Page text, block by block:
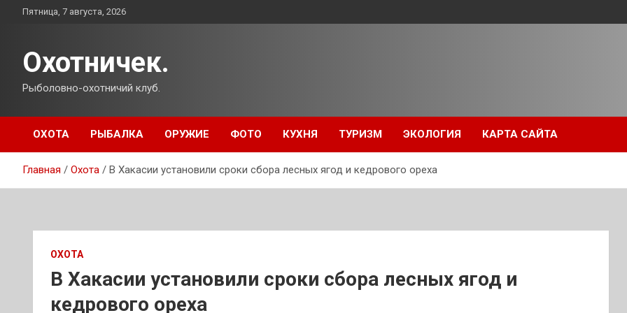
ПерейтиПятница, 7 августа, 2026
Охотничек.
Рыболовно-охотничий клуб.
ОХОТА РЫБАЛКА ОРУЖИЕ ФОТО КУХНЯ ТУРИЗМ ЭКОЛОГИЯ КАРТА САЙТА
Главная Охота В Хакасии установили сроки сбора лесных ягод и кедрового ореха
ОХОТА
В Хакасии установили сроки сбора лесных ягод и
кедрового ореха